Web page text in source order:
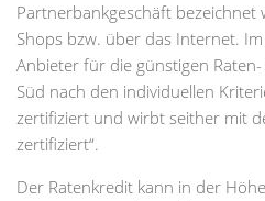
Partnerbankgeschäft
Shops bzw. über das Internet.
Anbieter für die günstigen
Süd nach den individuellen
zertifiziert und wirbt seither mit
zertifiziert“.
Der Ratenkredit kann in der Höhe